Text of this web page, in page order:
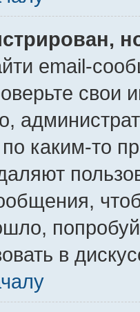
email-
свои
каким-то
в